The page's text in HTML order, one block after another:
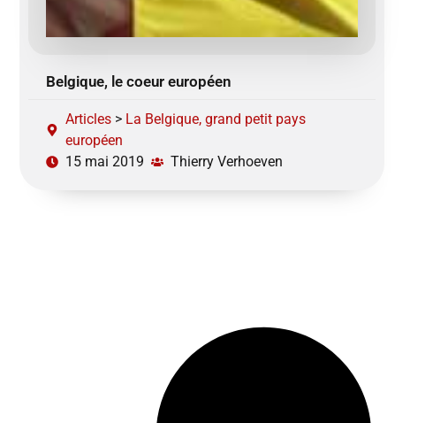
Belgique, le coeur européen
Articles > La Belgique, grand petit pays
européen
15 mai 2019
Thierry Verhoeven